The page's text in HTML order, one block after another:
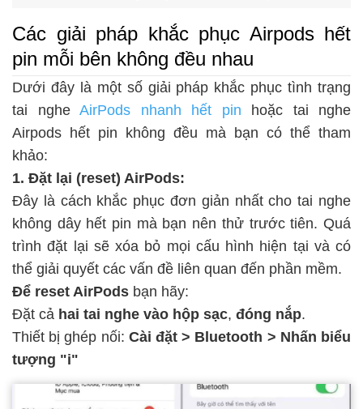
Các giải pháp khắc phục Airpods hết
pin mỗi bên không đều nhau
Dưới đây là một số giải pháp khắc phục tình trạng
tai nghe AirPods nhanh hết pin hoặc tai nghe
Airpods hết pin không đều mà bạn có thể tham
khảo:
1. Đặt lại (reset) AirPods:
Đây là cách khắc phục đơn giản nhất cho tai nghe
không dây hết pin mà bạn nên thử trước tiên. Quá
trình đặt lại sẽ xóa bỏ mọi cấu hình hiện tại và có
thể giải quyết các vấn đề liên quan đến phần mềm.
Để reset AirPods bạn hãy:
Đặt cả hai tai nghe vào hộp sạc, đóng nắp.
Thiết bị ghép nối: Cài đặt > Bluetooth > Nhấn biểu
tượng "i"